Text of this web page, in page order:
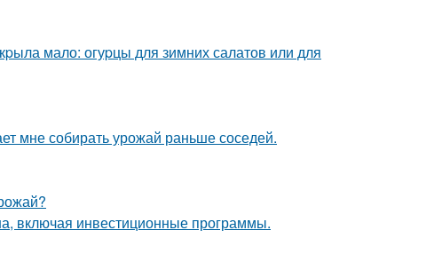
мало: огуpцы для зимних салатов или для
мне собирать урожай раньше соседей.
включая инвестиционные программы.